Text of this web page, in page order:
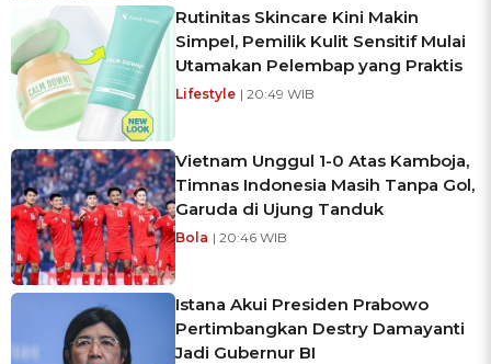
Rutinitas Skincare Kini Makin
Simpel, Pemilik Kulit Sensitif Mulai
Utamakan Pelembap yang Praktis
Lifestyle | 20:49 WIB
Vietnam Unggul 1-0 Atas Kamboja,
Timnas Indonesia Masih Tanpa Gol,
Garuda di Ujung Tanduk
Bola | 20:46 WIB
Istana Akui Presiden Prabowo
Pertimbangkan Destry Damayanti
Jadi Gubernur BI